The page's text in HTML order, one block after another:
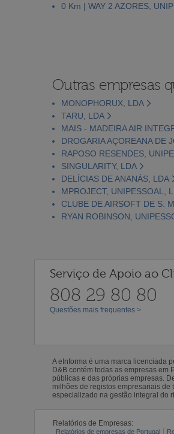
0 Km | WAY 2 AZORES,
Outras empresas
MONOPHORUX, LDA
TARU, LDA
MAIS - MADEIRA AIR
DROGARIA AÇOREANA DE
RAPOSO RESENDES,
SINGULARITY, LDA
DELÍCIAS DE ANANÁS, LDA
MPROJECT, UNIPESSOAL,
CLUBE DE AIRSOFT DE S.
RYAN ROBINSON,
Serviço de Apoio ao
808 29 80 80
Questões mais frequentes >
A eInforma é uma marca licenciada
D&B contém todas as empresas em
públicas e das próprias empresas.
milhões de registos empresariais de
especializado na gestão integral do
Relatórios de Empresas:
Relatórios de empresas de Portugal